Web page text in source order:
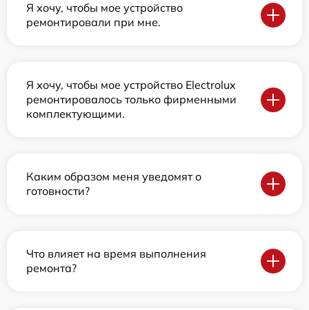
Я хочу, чтобы мое устройство
ремонтировали при мне.
Я хочу, чтобы мое устройство Electrolux
ремонтировалось только фирменными
комплектующими.
Каким образом меня уведомят о
готовности?
Что влияет на время выполнения
ремонта?